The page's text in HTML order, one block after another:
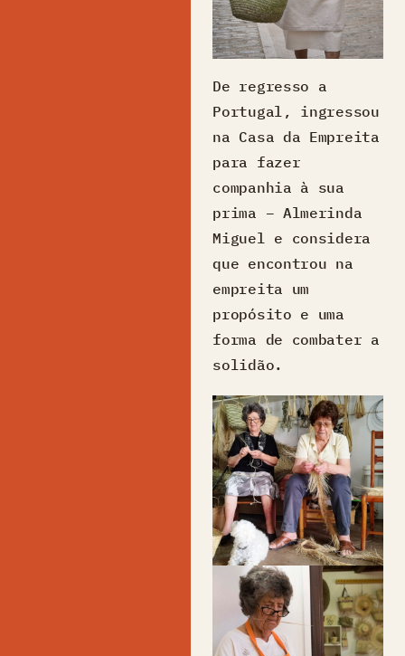
De regresso a
Portugal, ingressou
na Casa da Empreita
para fazer
companhia à sua
prima – Almerinda
Miguel e considera
que encontrou na
empreita um
propósito e uma
forma de combater a
solidão.